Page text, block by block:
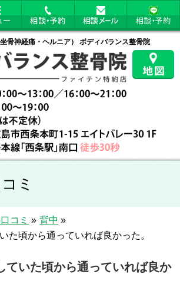
骨神経痛・ヘルニア） ボディバランス整骨院
ミ
コミ » 背中 »
た頃から通っていれば良かった。
ていた頃から通っていれば良か